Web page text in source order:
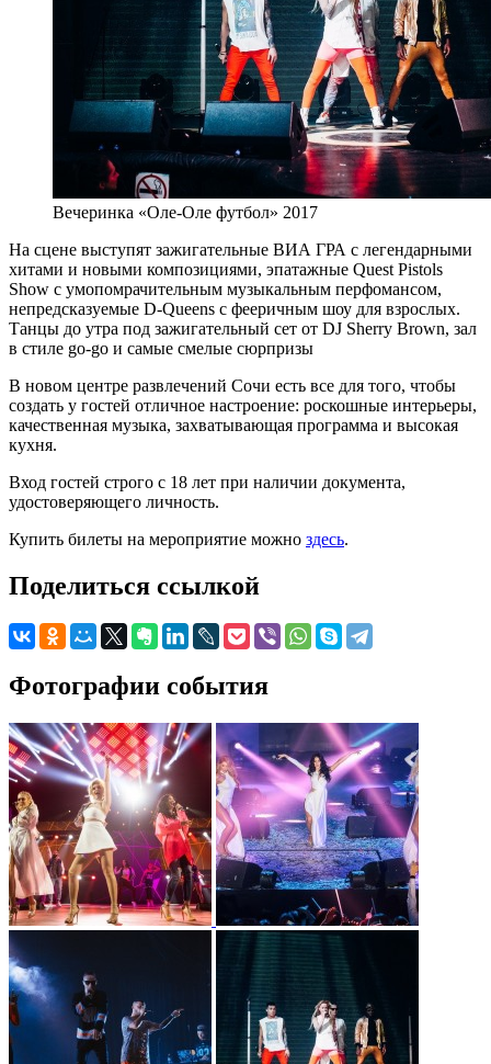
Вечеринка «Оле-Оле футбол» 2017
На сцене выступят зажигательные ВИА ГРА с легендарными
хитами и новыми композициями, эпатажные Quest Pistols
Show с умопомрачительным музыкальным перфомансом,
непредсказуемые D-Queens с фееричным шоу для взрослых.
Танцы до утра под зажигательный сет от DJ Sherry Brown, зал
в стиле go-go и самые смелые сюрпризы
В новом центре развлечений Сочи есть все для того, чтобы
создать у гостей отличное настроение: роскошные интерьеры,
качественная музыка, захватывающая программа и высокая
кухня.
Вход гостей строго с 18 лет при наличии документа,
удостоверяющего личность.
Купить билеты на мероприятие можно здесь.
Поделиться ссылкой
Фотографии события